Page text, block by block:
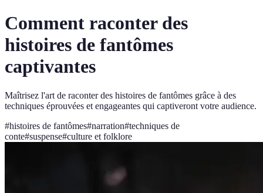
Comment raconter des
histoires de fantômes
captivantes
Maîtrisez l'art de raconter des histoires de fantômes grâce à des
techniques éprouvées et engageantes qui captiveront votre audience.
#histoires de fantômes#narration#techniques de
conte#suspense#culture et folklore